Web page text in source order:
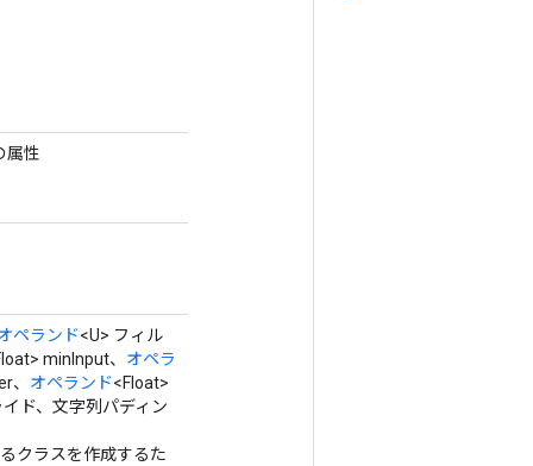
属性
ペランド<U> フィル
minInput、 オペラ
、 オペランド<Float>
ド、文字列パディン
クラスを作成するた